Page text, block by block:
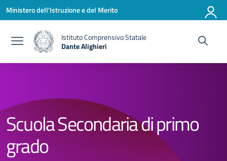
Vai ai contenuti
Vai al menu di navigazione
Vai al footer
Ministero dell'Istruzione e del Merito
Istituto Comprensivo Statale
Dante Alighieri
— Visita la pagina iniziale della scuola
Scuola Secondaria di primo
grado